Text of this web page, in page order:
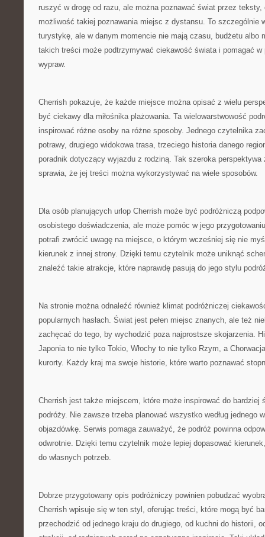
ruszyć w drogę od razu, ale można poznawać świat przez
możliwość takiej poznawania miejsc z dystansu. To szczególnie
turystykę, ale w danym momencie nie mają czasu, budżetu albo
takich treści może podtrzymywać ciekawość świata i pomagać w
wypraw.
Cherrish pokazuje, że każde miejsce można opisać z wielu
być ciekawy dla miłośnika plażowania. Ta wielowarstwowość
inspirować różne osoby na różne sposoby. Jednego czytelnika
potrawy, drugiego widokowa trasa, trzeciego historia danego
poradnik dotyczący wyjazdu z rodziną. Tak szeroka
sprawia, że jej treści można wykorzystywać na wiele sposobów.
Dla osób planujących urlop Cherrish może być podróżniczą
osobistego doświadczenia, ale może pomóc w jego
potrafi zwrócić uwagę na miejsce, o którym wcześniej się nie
kierunek z innej strony. Dzięki temu czytelnik może uniknąć
znaleźć takie atrakcje, które naprawdę pasują do jego stylu
Na stronie można odnaleźć również klimat podróżniczej
popularnych hasłach. Świat jest pełen miejsc znanych, ale też
zachęcać do tego, by wychodzić poza najprostsze skojarzenia.
Japonia to nie tylko Tokio, Włochy to nie tylko Rzym, a
kurorty. Każdy kraj ma swoje historie, które warto poznawać
Cherrish jest także miejscem, które może inspirować do bardziej
podróży. Nie zawsze trzeba planować wszystko według jednego
objazdówkę. Serwis pomaga zauważyć, że podróż powinna
odwrotnie. Dzięki temu czytelnik może lepiej dopasować
do własnych potrzeb.
Dobrze przygotowany opis podróżniczy powinien pobudzać
Cherrish wpisuje się w ten styl, oferując treści, które mogą być
przechodzić od jednego kraju do drugiego, od kuchni do historii,